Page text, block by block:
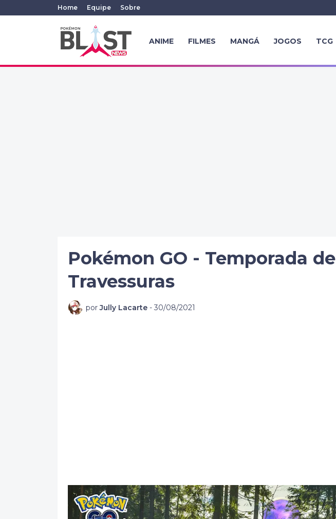
Home Equipe Sobre
ANIME FILMES MANGÁ JOGOS TCG
Pokémon GO - Temporada de
Travessuras
por Jully Lacarte - 30/08/2021